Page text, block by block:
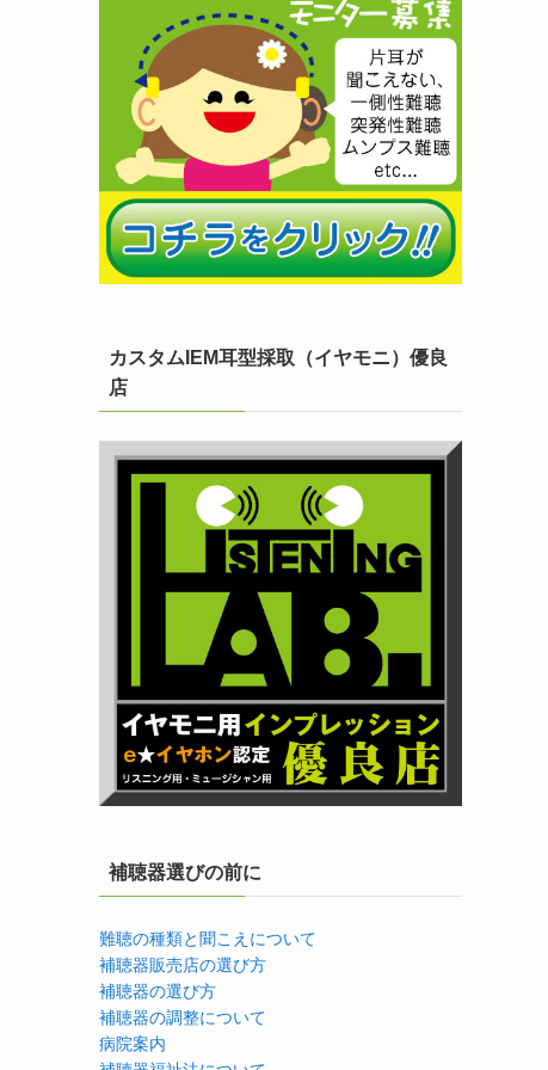
カスタムIEM耳型採取（イヤモニ）優良
店
補聴器選びの前に
難聴の種類と聞こえについて
補聴器販売店の選び方
補聴器の選び方
補聴器の調整について
病院案内